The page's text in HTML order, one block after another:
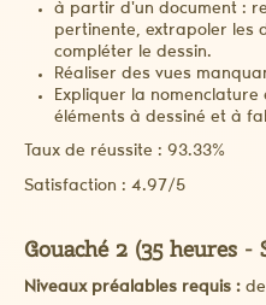
à partir d'un document :
pertinente, extrapoler les
compléter le dessin.
Réaliser des vues
Expliquer la
éléments à dessiné et à
Taux de réussite : 93.33%
Satisfaction : 4.97/5
Gouaché 2 (35 heures -
Niveaux préalables requis :